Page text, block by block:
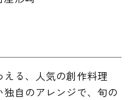
る、人気の創作料理
自のアレンジで、旬の